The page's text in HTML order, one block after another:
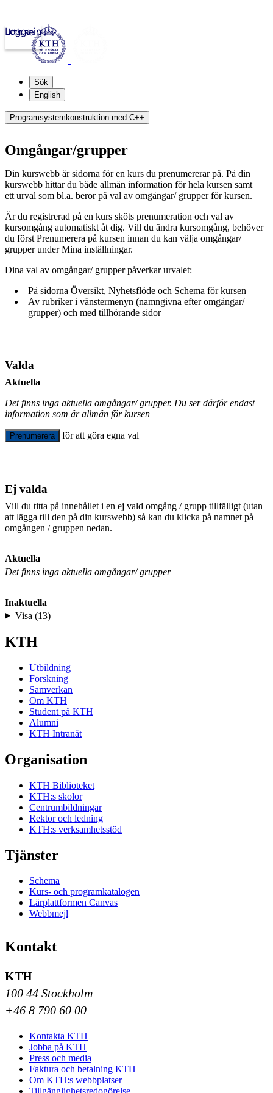
kth.se
Logga in
Sök
English
Programsystemkonstruktion med C++
Omgångar/grupper
Din kurswebb är sidorna för en kurs du prenumererar på. På din
kurswebb hittar du både allmän information för hela kursen samt
ett urval som bl.a. beror på val av omgångar/ grupper för kursen.
Är du registrerad på en kurs sköts prenumeration och val av
kursomgång automatiskt åt dig. Vill du ändra kursomgång, behöver
du först Prenumerera på kursen innan du kan välja omgångar/
grupper under Mina inställningar.
Dina val av omgångar/ grupper påverkar urvalet:
På sidorna Översikt, Nyhetsflöde och Schema för kursen
Av rubriker i vänstermenyn (namngivna efter omgångar/
grupper) och med tillhörande sidor
Valda
Aktuella
Det finns inga aktuella omgångar/ grupper. Du ser därför endast
information som är allmän för kursen
Prenumerera för att göra egna val
Ej valda
Vill du titta på innehållet i en ej vald omgång / grupp tillfälligt (utan
att lägga till den på din kurswebb) så kan du klicka på namnet på
omgången / gruppen nedan.
Aktuella
Det finns inga aktuella omgångar/ grupper
Inaktuella
Visa (13)
KTH
Utbildning
Forskning
Samverkan
Om KTH
Student på KTH
Alumni
KTH Intranät
Organisation
KTH Biblioteket
KTH:s skolor
Centrumbildningar
Rektor och ledning
KTH:s verksamhetsstöd
Tjänster
Schema
Kurs- och programkatalogen
Lärplattformen Canvas
Webbmejl
Kontakt
KTH
100 44 Stockholm
+46 8 790 60 00
Kontakta KTH
Jobba på KTH
Press och media
Faktura och betalning KTH
Om KTH:s webbplatser